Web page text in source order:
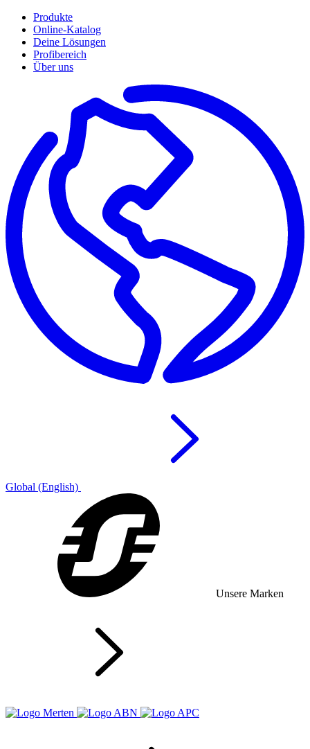
Produkte
Online-Katalog
Deine Lösungen
Profibereich
Über uns
Global (English)
Unsere Marken